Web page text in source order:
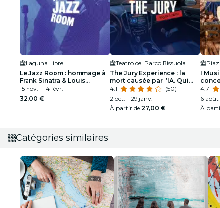
Laguna Libre
Le Jazz Room : hommage à
Frank Sinatra & Louis
Armstrong
15 nov. - 14 févr.
32,00 €
Teatro del Parco Bissuola
The Jury Experience : la
mort causée par l’IA. Qui
paie le prix ?
4.1
(50)
2 oct. - 29 janv.
À partir de 27,00 €
I
4.7
6 août
À
Catégories similaires